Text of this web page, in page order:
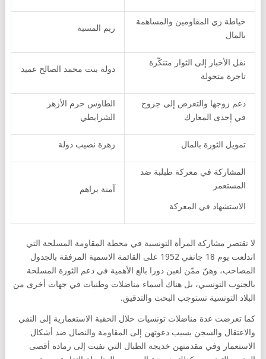
خياطة زي المقاومين والمساهمة
بالمال
ريم المسية
نقل الأخبار إلى الثوار متنكّرة
تاجرة متجولة
دولة بنت محمد الصالح عميد
دعم زوجها والتعرض إلى جروح
في إحدى المعارك
الطاوس حرم الأزهر
الشرايطي
تمويل الثورة بالمال زهرة نصيب دولة
المشاركة في معركة طبلبة ضد
المستعمر
الاستشهاد في المعركة
آمنة براهم
لا تقتصر مشاركة المرأة التونسية في محطة المقاومة المسلحة التي
اندلعت يوم 18 جانفي 1952 على القائمة الاسمية المرفقة بالجدول
المصاحب، وهنّ ممّن لعبن دورا بالغ الأهمية في دعم الثورة المسلحة
بالجنوب التونسي، بل هناك أسماء مناضلات وطنيات في جهات أخرى من
البلاد التونسية تستوجب البحث والتدقيق.
كما تعرضت عدة مناضلات تونسيات خلال الحقبة الاستعمارية إلى النفي
والاعتقال والسجن بسبب دعوتهن إلى المقاومة والنضال ضد أشكال
الاستعمار وفي مقدمتهن خديجة الطبال التي نفيت إلى رمادة أقصى